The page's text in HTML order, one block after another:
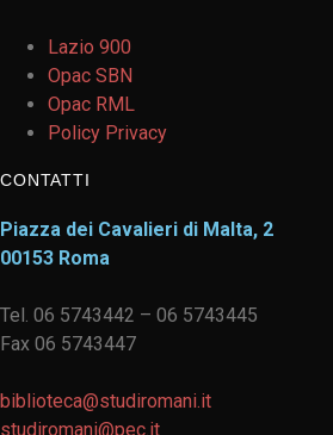
Lazio 900
Opac SBN
Opac RML
Policy Privacy
CONTATTI
Piazza dei Cavalieri di Malta, 2
00153 Roma
Tel. 06 5743442 – 06 5743445
Fax 06 5743447
biblioteca@studiromani.it
studiromani@pec.it